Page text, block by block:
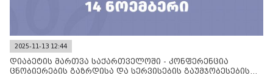
2025-11-13 12:44
დიაბეტის მართვა საქართველოში - კონფერენცია
ცნობიერების გაზრდისა და სერვისების გაუმჯობესების